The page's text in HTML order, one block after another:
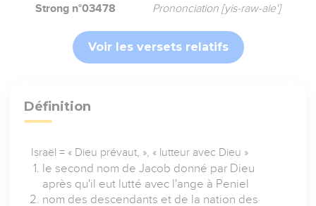
Strong n°03478 Prononciation [yis-raw-ale']
Voir les versets relatifs
Définition
Israël = « Dieu prévaut, », « lutteur avec Dieu »
le second nom de Jacob donné par Dieu
après qu'il eut lutté avec l'ange à Peniel
nom des descendants et de la nation des